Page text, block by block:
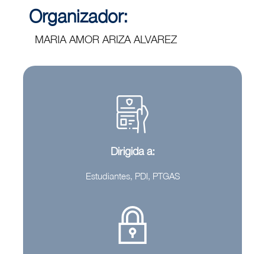
Organizador:
MARIA AMOR ARIZA ALVAREZ
Dirigida a:
Estudiantes, PDI, PTGAS